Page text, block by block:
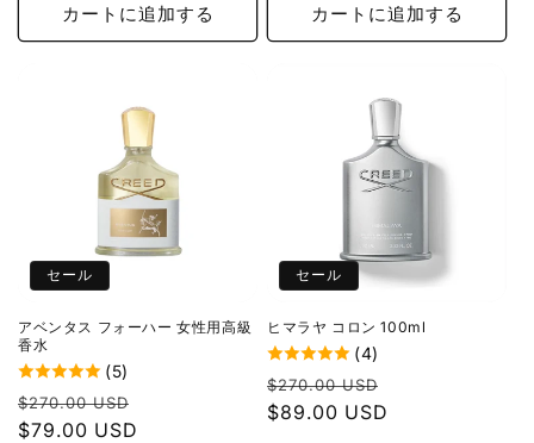
価
格
カートに追加する カートに追加する
セール
アベンタス フォーハー 女性用高級
香水
(5)
通
常
$270.00 USD
$79.00 USD
セール
ヒマラヤ コロン 100ml
(4)
通
常
$270.00 USD
$89.00 USD